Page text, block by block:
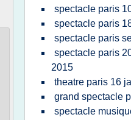
spectacle paris
spectacle paris
spectacle paris
spectacle paris
2015
theatre paris 16
grand spectacle
spectacle